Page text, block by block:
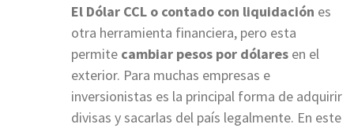
El Dólar CCL o contado con liquidación es
otra herramienta financiera, pero esta
permite cambiar pesos por dólares en el
exterior. Para muchas empresas e
inversionistas es la principal forma de adquirir
divisas y sacarlas del país legalmente. En este